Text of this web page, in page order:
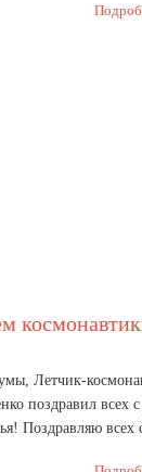
Летчик-
поздравил всех
Поздравляю всех